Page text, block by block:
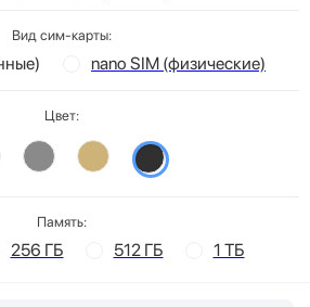
Вид сим-карты:
nano SIM (физические)
Цвет:
Память:
256 ГБ 512 ГБ 1 ТБ